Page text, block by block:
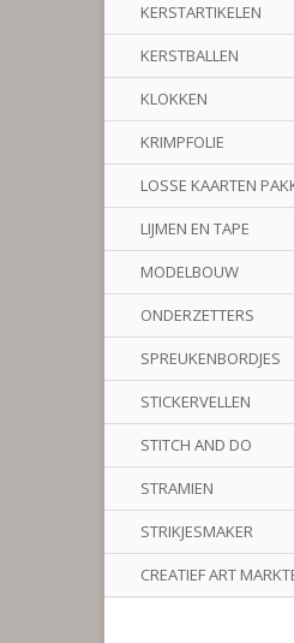
KERSTARTIKELEN
KERSTBALLEN
KLOKKEN
KRIMPFOLIE
LOSSE KAARTEN
LIJMEN EN TAPE
MODELBOUW
ONDERZETTERS
SPREUKENBORDJES
STICKERVELLEN
STITCH AND DO
STRAMIEN
STRIKJESMAKER
CREATIEF ART